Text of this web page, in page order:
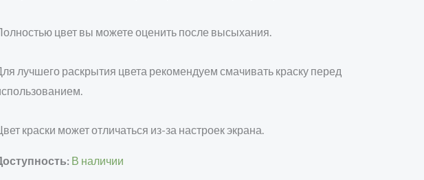
цвет вы можете оценить после высыхания.
лучшего раскрытия цвета рекомендуем смачивать краску перед
краски может отличаться из-за настроек экрана.
В наличии